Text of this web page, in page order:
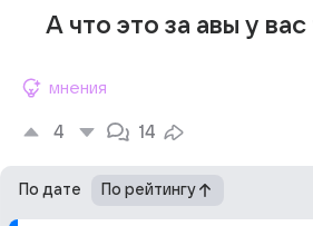
А что это за авы у
мнения
4 14
По дате По рейтингу